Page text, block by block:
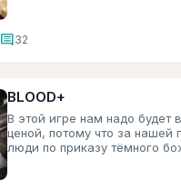
comment32
BLOOD+
В этой игре нам надо будет
ценой, потому что за нашей
люди по приказу тёмного